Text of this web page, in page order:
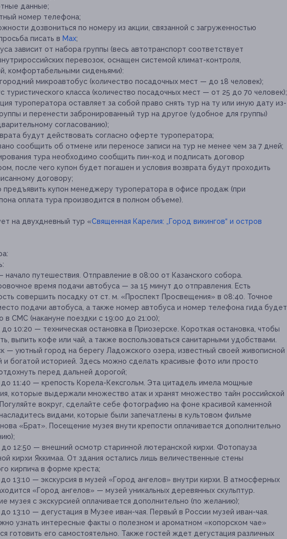
данные;
номер телефона;
дозвониться по номеру из акции, связанной с загруженностью
писать в Мax;
зависит от набора группы (весь автотранспорт соответствует
перевозок, оснащен системой климат-контроля,
комфортабельными сиденьями):
микроавтобус (количество посадочных мест — до 18 человек);
туристического класса (количество посадочных мест — от 25 до 70 человек);
туроператора оставляет за собой право снять тур на ту или иную дату из-
и перенести забронированный тур на другое (удобное для группы)
согласованию);
будут действовать согласно оферте туроператора;
сообщить об отмене или переносе записи на тур не менее чем за 7 дней;
тура необходимо сообщить пин-код и подписать договор
после чего купон будет погашен и условия возврата будут проходить
договору;
купон менеджеру туроператора в офисе продаж (при
оплата тура производится в полном объеме).
на двухдневный тур «Священная Карелия: „Город викингов“ и остров
путешествия. Отправление в 08:00 от Казанского собора.
время подачи автобуса — за 15 минут до отправления. Есть
совершить посадку от ст. м. «Проспект Просвещения» в 08:40. Точное
подачи автобуса, а также номер автобуса и номер телефона гида будет
в СМС (накануне поездки с 19:00 до 21:00);
10:20 — техническая остановка в Приозерске. Короткая остановка, чтобы
выпить кофе или чай, а также воспользоваться санитарными удобствами.
— уютный город на берегу Ладожского озера, известный своей живописной
и богатой историей. Здесь можно сделать красивые фото или просто
перед дальней дорогой;
11:40 — крепость Корела-Кексгольм. Эта цитадель имела мощные
которые выдержали множество атак и хранят множество тайн российской
вокруг, сделайте себе фотографию на фоне красивой каменной
видами, которые были запечатлены в культовом фильме
«Брат». Посещение музея внути крепости оплачивается дополнительно
12:50 — внешний осмотр старинной лютеранской кирхи. Фотопауза
кирхи Яккимаа. От здания остались лишь величественные стены
кирпича в форме креста;
13:10 — экскурсия в музей «Город ангелов» внутри кирхи. В атмосферных
«Город ангелов» — музей уникальных деревянных скульптур.
музея с экскурсией оплачивается дополнительно (по желанию);
13:10 — дегустация в Музее иван-чая. Первый в России музей иван-чая.
узнать интересные факты о полезном и ароматном «копорском чае»
готовить его самостоятельно. Также гостей ждет дегустация различных